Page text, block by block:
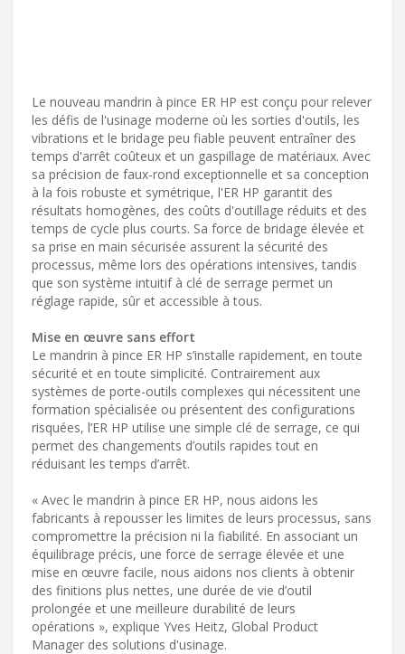
Le nouveau mandrin à pince ER HP est conçu pour relever
les défis de l'usinage moderne où les sorties d'outils, les
vibrations et le bridage peu fiable peuvent entraîner des
temps d'arrêt coûteux et un gaspillage de matériaux. Avec
sa précision de faux-rond exceptionnelle et sa conception
à la fois robuste et symétrique, l'ER HP garantit des
résultats homogènes, des coûts d'outillage réduits et des
temps de cycle plus courts. Sa force de bridage élevée et
sa prise en main sécurisée assurent la sécurité des
processus, même lors des opérations intensives, tandis
que son système intuitif à clé de serrage permet un
réglage rapide, sûr et accessible à tous.
Mise en œuvre sans effort
Le mandrin à pince ER HP s’installe rapidement, en toute
sécurité et en toute simplicité. Contrairement aux
systèmes de porte-outils complexes qui nécessitent une
formation spécialisée ou présentent des configurations
risquées, l’ER HP utilise une simple clé de serrage, ce qui
permet des changements d’outils rapides tout en
réduisant les temps d’arrêt.
« Avec le mandrin à pince ER HP, nous aidons les
fabricants à repousser les limites de leurs processus, sans
compromettre la précision ni la fiabilité. En associant un
équilibrage précis, une force de serrage élevée et une
mise en œuvre facile, nous aidons nos clients à obtenir
des finitions plus nettes, une durée de vie d’outil
prolongée et une meilleure durabilité de leurs
opérations », explique Yves Heitz, Global Product
Manager des solutions d'usinage.